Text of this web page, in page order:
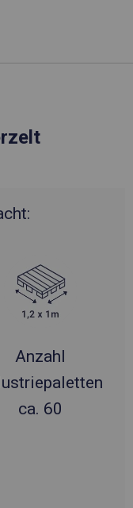
Anzahl
ca. 60